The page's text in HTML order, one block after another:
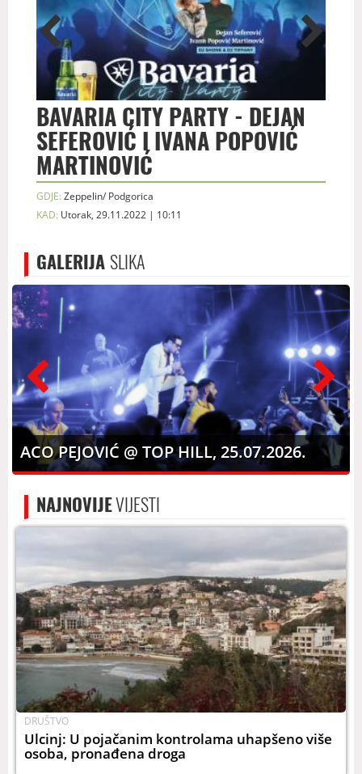
BAVARIA CITY PARTY - DEJAN
SEFEROVIĆ I IVANA POPOVIĆ
MARTINOVIĆ
GDJE:Zeppelin/ Podgorica
KAD: Utorak, 29.11.2022 | 10:11
prev next
GALERIJA SLIKA
ACO PEJOVIĆ @ TOP HILL, 25.07.2026.
prev next
NAJNOVIJEVIJESTI
DRUŠTVO
Ulcinj: U pojačanim kontrolama uhapšeno više
osoba, pronađena droga